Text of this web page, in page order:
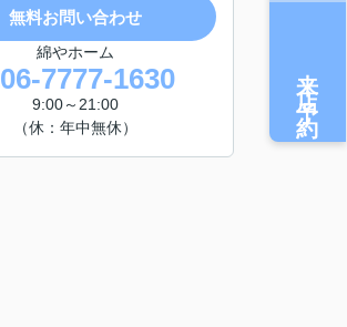
無料お問い合わせ
綿やホーム
06-7777-1630
9:00～21:00
（休：年中無休）
来店予約